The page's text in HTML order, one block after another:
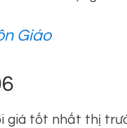
Giáo
tốt nhất thị